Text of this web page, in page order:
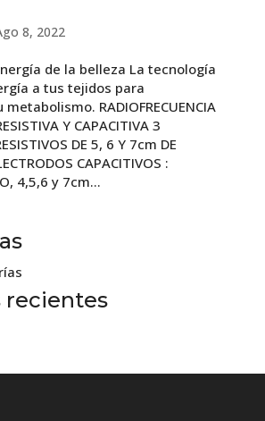
8, 2022
de la belleza La tecnología
a tus tejidos para
RADIOFRECUENCIA
Y CAPACITIVA 3
DE 5, 6 Y 7cm DE
CAPACITIVOS :
4,5,6 y 7cm...
recientes